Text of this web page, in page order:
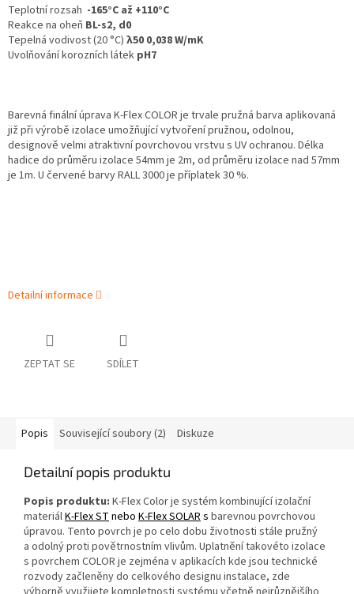
Teplotní rozsah -165°C až +110°C
Reakce na oheň BL-s2, d0
Tepelná vodivost (20 °C) λ50 0,038 W/mK
Uvolňování korozních látek pH7
Barevná finální úprava K‑Flex COLOR je trvale pružná barva aplikovaná
již při výrobě izolace umožňující vytvoření pružnou, odolnou,
designově velmi atraktivní povrchovou vrstvu s UV ochranou. Délka
hadice do průměru izolace 54mm je 2m, od průměru izolace nad 57mm
je 1m. U červené barvy RALL 3000 je příplatek 30 %.
Detailní informace
ZEPTAT SE SDÍLET
Popis Související soubory (2) Diskuze
Detailní popis produktu
Popis produktu: K‑Flex Color je systém kombinující izolační
materiálK‑Flex ST nebo K‑Flex SOLAR s barevnou povrchovou
úpravou. Tento povrch je po celo dobu životnosti stále pružný
a odolný proti povětrnostním vlivům. Uplatnění takovéto izolace
s povrchem COLOR je zejména v aplikacích kde jsou technické
rozvody začleněny do celkového designu instalace, zde